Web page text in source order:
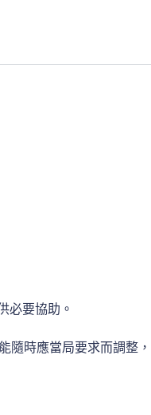
必要協助。
隨時應當局要求而調整，